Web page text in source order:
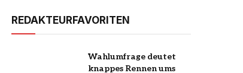
REDAKTEURFAVORITEN
Wahlumfrage deutet
knappes Rennen ums